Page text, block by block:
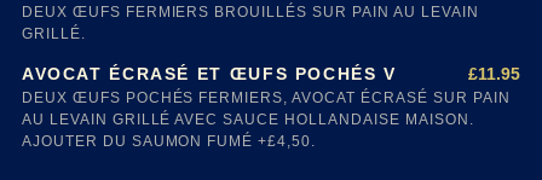
DEUX ŒUFS FERMIERS BROUILLÉS SUR PAIN AU LEVAIN
GRILLÉ.
AVOCAT ÉCRASÉ ET ŒUFS POCHÉS V £11.95
DEUX ŒUFS POCHÉS FERMIERS, AVOCAT ÉCRASÉ SUR PAIN
AU LEVAIN GRILLÉ AVEC SAUCE HOLLANDAISE MAISON.
AJOUTER DU SAUMON FUMÉ +£4,50.